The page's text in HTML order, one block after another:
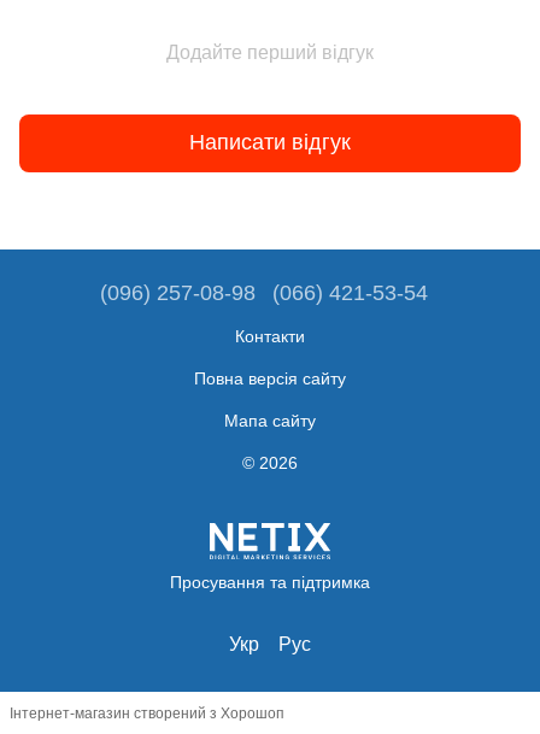
Додайте перший відгук
Написати відгук
(096) 257-08-98 (066) 421-53-54
Контакти
Повна версія сайту
Мапа сайту
© 2026
Просування та підтримка
Укр Рус
Інтернет-магазин створений з Хорошоп